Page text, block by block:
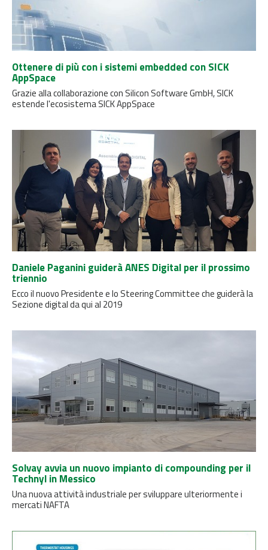
Ottenere di più con i sistemi embedded con SICK
AppSpace
Grazie alla collaborazione con Silicon Software GmbH, SICK
estende l'ecosistema SICK AppSpace
Daniele Paganini guiderà ANES Digital per il prossimo
triennio
Ecco il nuovo Presidente e lo Steering Committee che guiderà la
Sezione digital da qui al 2019
Solvay avvia un nuovo impianto di compounding per il
Technyl in Messico
Una nuova attività industriale per sviluppare ulteriormente i
mercati NAFTA